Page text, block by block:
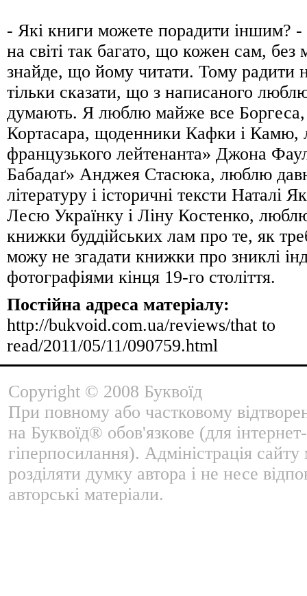
- Які книги можете порадити іншим?
на світі так багато, що кожен сам, без
знайде, що йому читати. Тому радити
тільки сказати, що з написаного
думають. Я люблю майже все Боргеса,
Кортасара, щоденники Кафки і
французького лейтенанта» Джона
Бабадаґ» Анджея Стасюка, люблю
літературу і історичні тексти Наталі
Лесю Українку і Ліну Костенко,
книжки буддійських лам про те, як
можу не згадати книжки про зниклі
фотографіями кінця 19-го століття.
Постійна адреса матеріалу:
http://bukvoid.com.ua/reviews/that to
read/2011/05/11/090759.html
Copyright © 2008 Буквоїд
При повному або частковому
на Буквоїд® обов'язкове (для
гіперпосилання). Адміністрація
розділяти думку автора і не несе
авторські матеріали.